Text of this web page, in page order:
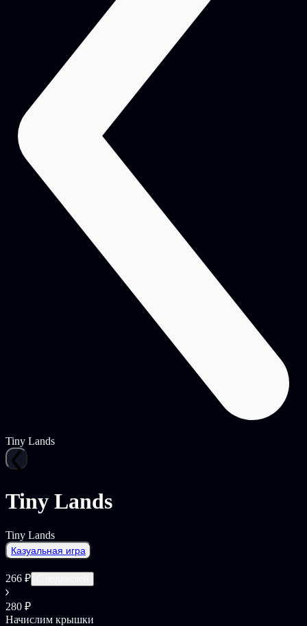
Tiny Lands
Tiny Lands
Tiny Lands
Казуальная игра
266 ₽
280 ₽
Начислим крышки